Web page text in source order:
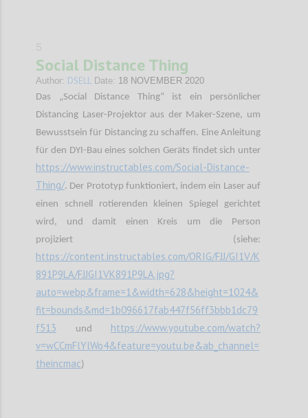
Social Distance Thing
Author: DSELL Date: 18 NOVEMBER 2020
Das „Social Distance Thing“ ist ein persönlicher
Distancing Laser-Projektor aus der Maker-Szene, um
Bewusstsein für Distancing zu schaffen. Eine Anleitung
für den DYI-Bau eines solchen Geräts findet sich unter
https://www.instructables.com/Social-Distance-
Thing/. Der Prototyp funktioniert, indem ein Laser auf
einen schnell rotierenden kleinen Spiegel gerichtet
wird, und damit einen Kreis um die Person
projiziert (siehe:
https://content.instructables.com/ORIG/FJJ/GI1V/K
891P9LA/FJJGI1VK891P9LA.jpg?
auto=webp&frame=1&width=628&height=1024&
fit=bounds&md=1b096617fab447f56ff3bbb1dc79
f513 und https://www.youtube.com/watch?
v=wCCmFlYlWo4&feature=youtu.be&ab_channel=
theincmac)